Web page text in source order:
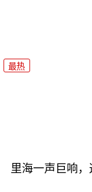
最热
里海一声巨响，